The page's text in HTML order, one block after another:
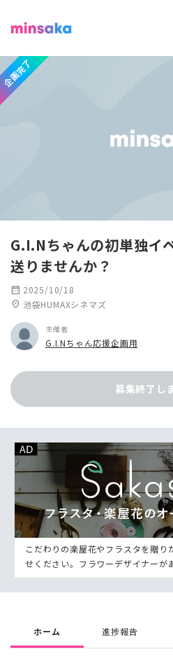
企画完了
G.I.Nちゃんの初単独イ
送りませんか？
calendar_month 2025/10/18
location_on 池袋HUMAXシネマズ
主催者
G.I.Nちゃん応援企画用
募集終了し
こだわりの楽屋花やフラスタを贈
せください。フラワーデザイナーが
ホーム 進捗報告